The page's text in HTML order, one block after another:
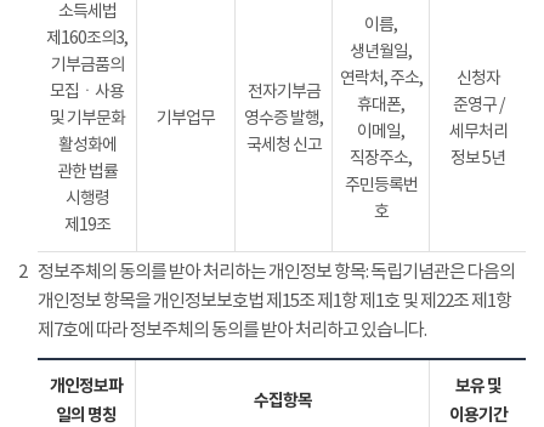
소득세법
제160조의3,
기부금품의
모집ㆍ사용
및 기부문화
활성화에
관한 법률
시행령
제19조
기부업무
전자기부금
영수증 발행,
국세청 신고
이름,
생년월일,
연락처, 주소,
휴대폰,
이메일,
직장주소,
주민등록번
호
신청자
준영구 /
세무처리
정보 5년
2 정보주체의 동의를 받아 처리하는 개인정보 항목: 독립기념관은 다음의
개인정보 항목을 개인정보보호법 제15조 제1항 제1호 및 제22조 제1항
제7호에 따라 정보주체의 동의를 받아 처리하고 있습니다.
개인정보파
일의 명칭
수집항목
보유 및
이용기간